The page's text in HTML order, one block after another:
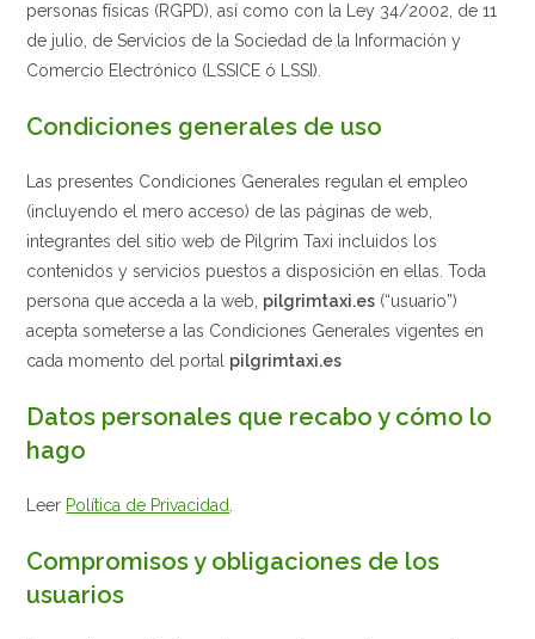
personas físicas (RGPD), así como con la Ley 34/2002, de 11
de julio, de Servicios de la Sociedad de la Información y
Comercio Electrónico (LSSICE ó LSSI).
Condiciones generales de uso
Las presentes Condiciones Generales regulan el empleo
(incluyendo el mero acceso) de las páginas de web,
integrantes del sitio web de Pilgrim Taxi incluidos los
contenidos y servicios puestos a disposición en ellas. Toda
persona que acceda a la web, pilgrimtaxi.es (“usuario”)
acepta someterse a las Condiciones Generales vigentes en
cada momento del portal pilgrimtaxi.es
Datos personales que recabo y cómo lo
hago
Leer Política de Privacidad
Compromisos y obligaciones de los
usuarios